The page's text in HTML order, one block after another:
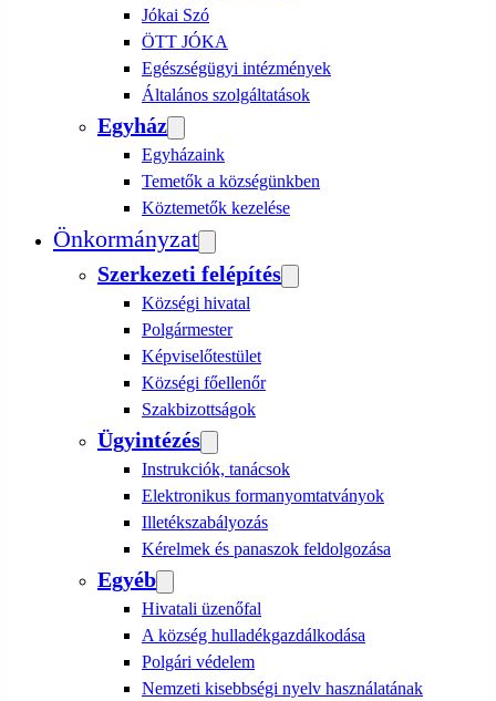
Jókai Szó
ÖTT JÓKA
Egészségügyi intézmények
Általános szolgáltatások
Egyház
Egyházaink
Temetők a községünkben
Köztemetők kezelése
Önkormányzat
Szerkezeti felépítés
Községi hivatal
Polgármester
Képviselőtestület
Községi főellenőr
Szakbizottságok
Ügyintézés
Instrukciók, tanácsok
Elektronikus formanyomtatványok
Illetékszabályozás
Kérelmek és panaszok feldolgozása
Egyéb
Hivatali üzenőfal
A község hulladékgazdálkodása
Polgári védelem
Nemzeti kisebbségi nyelv használatának